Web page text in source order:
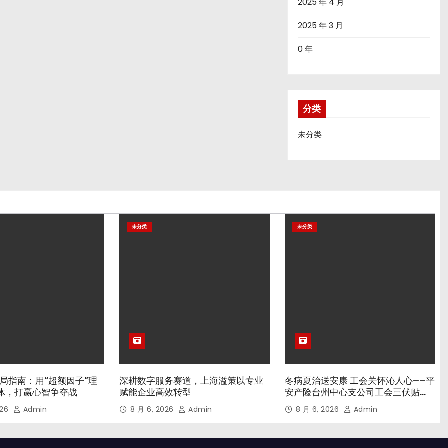
2025 年 3 月
0 年
分类
未分类
指南：用“超额因子”理
，打赢心智争夺战
Admin
未分类
深耕数字服务赛道，上海溢策以专业
赋能企业高效转型
8 月 6, 2026 Admin
未分类
冬病夏治送安康 工会关怀沁人心——平
安产险台州中心支公司工会三伏贴养
生专场暖心开诊
8 月 6, 2026 Admin